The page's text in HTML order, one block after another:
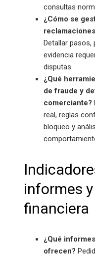
consultas
¿Cómo se
Detallar
evidencia
disputas.
¿Qué
de fraude y
comerciante?
real, reglas
bloqueo y
informes
financiera
¿Qué
ofrecen?